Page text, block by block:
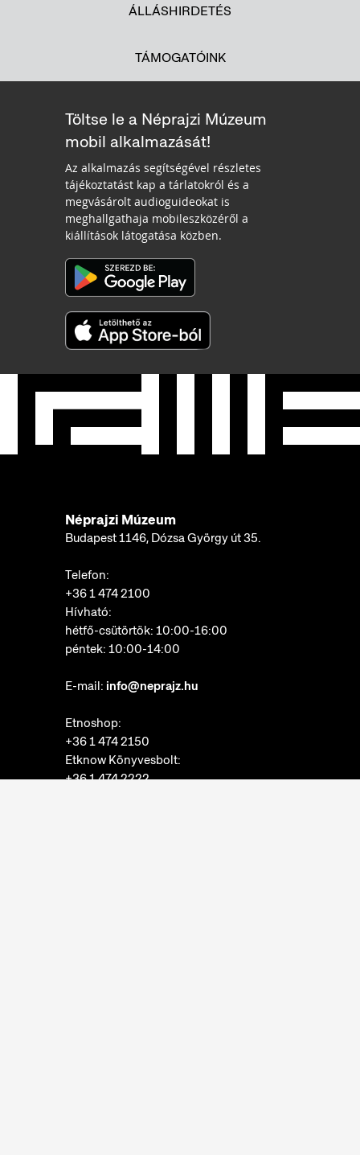
ÁLLÁSHIRDETÉS
TÁMOGATÓINK
Töltse le a Néprajzi Múzeum
mobil alkalmazását!
Az alkalmazás segítségével részletes
tájékoztatást kap a tárlatokról és a
megvásárolt audioguideokat is
meghallgathaja mobileszközéről a
kiállítások látogatása közben.
Néprajzi Múzeum
Budapest 1146, Dózsa György út 35.
Telefon:
+36 1 474 2100
Hívható:
hétfő-csütörtök: 10:00-16:00
péntek: 10:00-14:00
E-mail: info@neprajz.hu
Etnoshop:
+36 1 474 2150
Etknow Könyvesbolt:
+36 1 474 2222